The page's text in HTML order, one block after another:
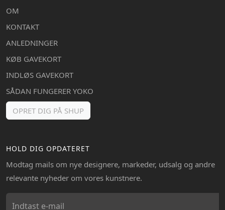
OM
KONTAKT
ANLEDNINGER
KØB GAVEKORT
INDLØS GAVEKORT
SÅDAN FUNGERER YOKO
OPRET DIG PÅ SHUP
HOLD DIG OPDATERET
Modtag mails om nye designere, markeder, udsalg og andre
relevante nyheder om vores kunstnere.